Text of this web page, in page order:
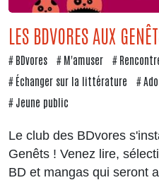
LES BDVORES AUX
BDvores M'amuser
Échanger sur la littérature
Jeune public
Le club des BDvores
Genêts ! Venez lire,
BD et mangas qui seront